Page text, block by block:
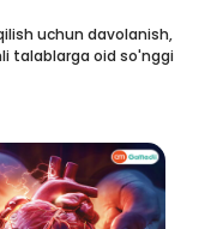
uchun davolanish,
talablarga oid so'nggi